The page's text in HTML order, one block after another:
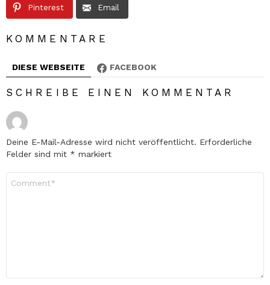
Pinterest Email
KOMMENTARE
DIESE WEBSEITE FACEBOOK
SCHREIBE EINEN KOMMENTAR
Deine E-Mail-Adresse wird nicht veröffentlicht. Erforderliche
Felder sind mit * markiert